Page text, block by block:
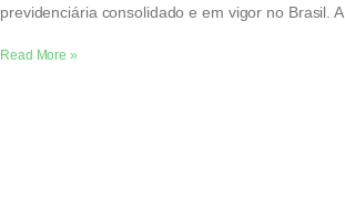
previdenciária consolidado e em vigor no Brasil. A
Read More »